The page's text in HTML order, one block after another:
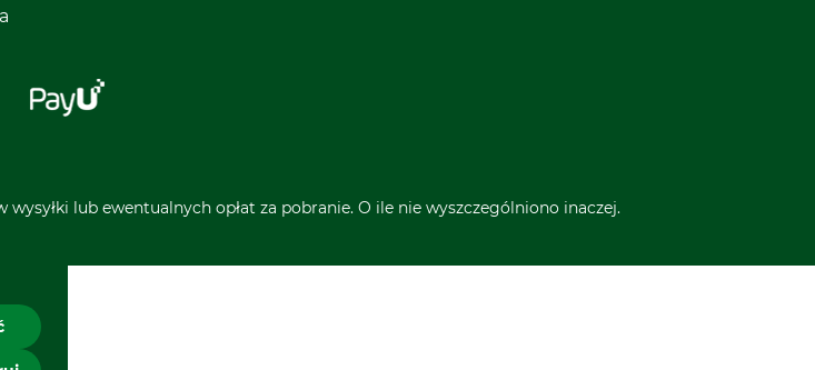
lub ewentualnych opłat za pobranie. O ile nie wyszczególniono inaczej.